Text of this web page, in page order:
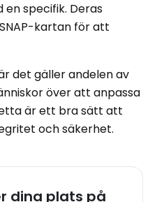
specifik. Deras
kartan för att
det gäller andelen av
över att anpassa
är ett bra sätt att
och säkerhet.
dina plats på